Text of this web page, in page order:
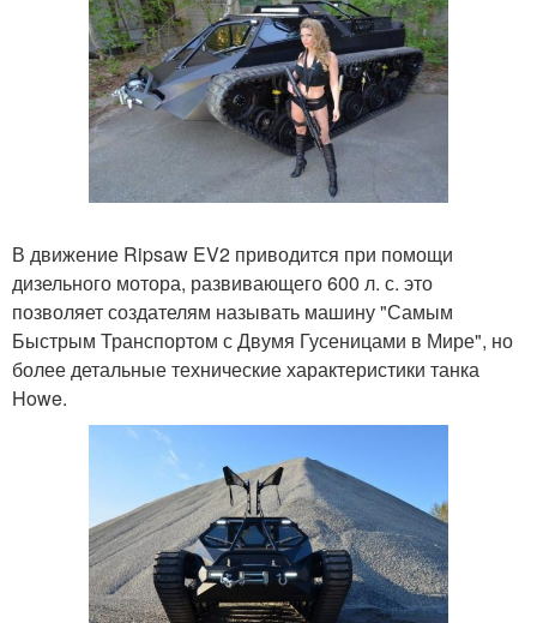
В движение Ripsaw EV2 приводится при помощи
дизельного мотора, развивающего 600 л. с. это
позволяет создателям называть машину "Самым
Быстрым Транспортом с Двумя Гусеницами в Мире", но
более детальные технические характеристики танка
Howe.